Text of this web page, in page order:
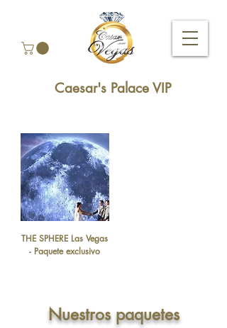
Caesar's Palace VIP
THE SPHERE Las Vegas
- Paquete exclusivo
Nuestros paquetes